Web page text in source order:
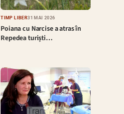
TIMP LIBER31 MAI 2026
Poiana cu Narcise a atras în
Repedea turiști…